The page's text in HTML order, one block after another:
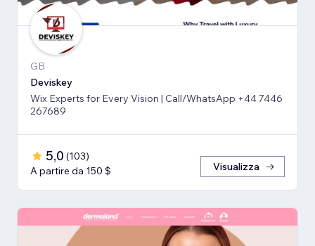
GB
Deviskey
Wix Experts for Every Vision | Call/WhatsApp +44 7446
267689
5,0 (103)
A partire da 150 $
Visualizza